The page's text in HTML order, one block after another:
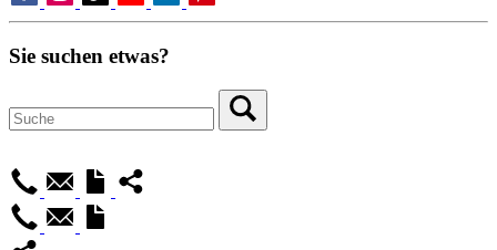
Sie suchen etwas?